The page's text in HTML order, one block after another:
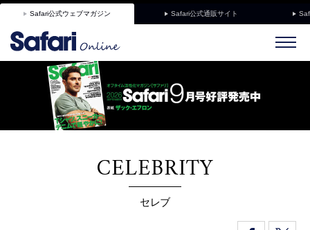
Safari公式ウェブマガジン Safari公式通販サイト
CELEBRITY
セレブ